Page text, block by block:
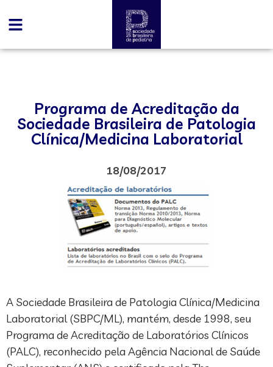
Programa de Acreditação da
Sociedade Brasileira de Patologia
Clínica/Medicina Laboratorial
18/08/2017
A Sociedade Brasileira de Patologia Clínica/Medicina
Laboratorial (SBPC/ML), mantém, desde 1998, seu
Programa de Acreditação de Laboratórios Clínicos
(PALC), reconhecido pela Agência Nacional de Saúde